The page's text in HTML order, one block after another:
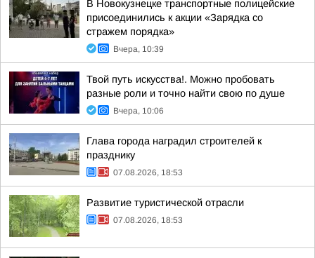
В Новокузнецке транспортные полицейские
присоединились к акции «Зарядка со
стражем порядка»
Вчера, 10:39
Твой путь искусства!. Можно пробовать
разные роли и точно найти свою по душе
Вчера, 10:06
Глава города наградил строителей к
празднику
07.08.2026, 18:53
Развитие туристической отрасли
07.08.2026, 18:53